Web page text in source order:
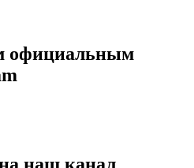
официальным
наш канал